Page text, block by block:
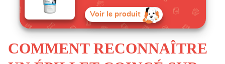
Voir le produit
COMMENT RECONNAÎTRE